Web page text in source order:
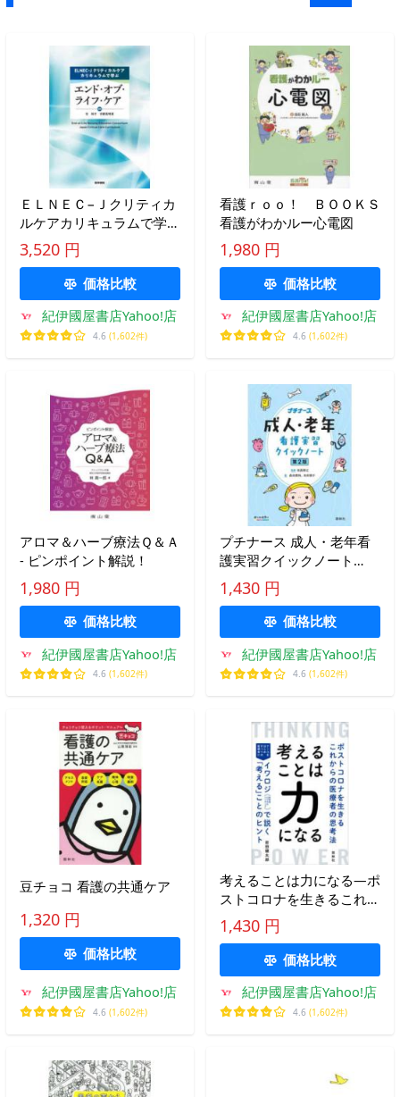
ＥＬＮＥＣ−Ｊクリティカ
ルケアカリキュラムで学
ぶ エンド・オブ・ライ
フ・ケア
3,520 円
価格比較
紀伊國屋書店Yahoo!店
4.6 (1,602件)
看護ｒｏｏ！ ＢＯＯＫＳ
看護がわかルー心電図
1,980 円
価格比較
紀伊國屋書店Yahoo!店
4.6 (1,602件)
アロマ＆ハーブ療法Ｑ＆Ａ
- ピンポイント解説！
1,980 円
価格比較
紀伊國屋書店Yahoo!店
4.6 (1,602件)
プチナース 成人・老年看
護実習クイックノート
（第２版）
1,430 円
価格比較
紀伊國屋書店Yahoo!店
4.6 (1,602件)
豆チョコ 看護の共通ケア
1,320 円
価格比較
紀伊國屋書店Yahoo!店
4.6 (1,602件)
考えることは力になる―ポ
ストコロナを生きるこれか
らの医療者の思考法
1,430 円
価格比較
紀伊國屋書店Yahoo!店
4.6 (1,602件)